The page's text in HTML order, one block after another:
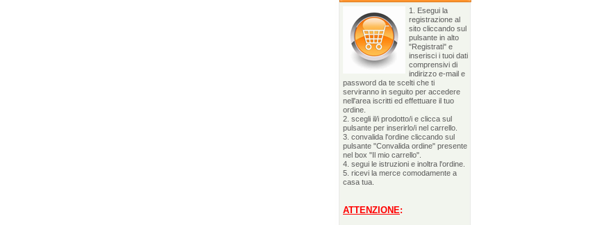
1. Esegui la
registrazione al
sito cliccando sul
pulsante in alto
"Registrati" e
inserisci i tuoi dati
comprensivi di
indirizzo e-mail e
password da te scelti che ti
serviranno in seguito per accedere
nell'area iscritti ed effettuare il tuo
ordine.
2. scegli il/i prodotto/i e clicca sul
pulsante per inserirlo/i nel carrello.
3. convalida l'ordine cliccando sul
pulsante "Convalida ordine" presente
nel box "Il mio carrello".
4. segui le istruzioni e inoltra l'ordine.
5. ricevi la merce comodamente a
casa tua.
ATTENZIONE: